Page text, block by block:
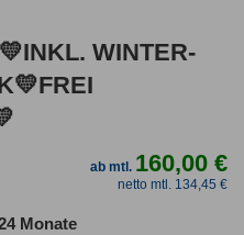
WINTER-
ab mtl. 160,00 €
netto mtl. 134,45 €
Monate